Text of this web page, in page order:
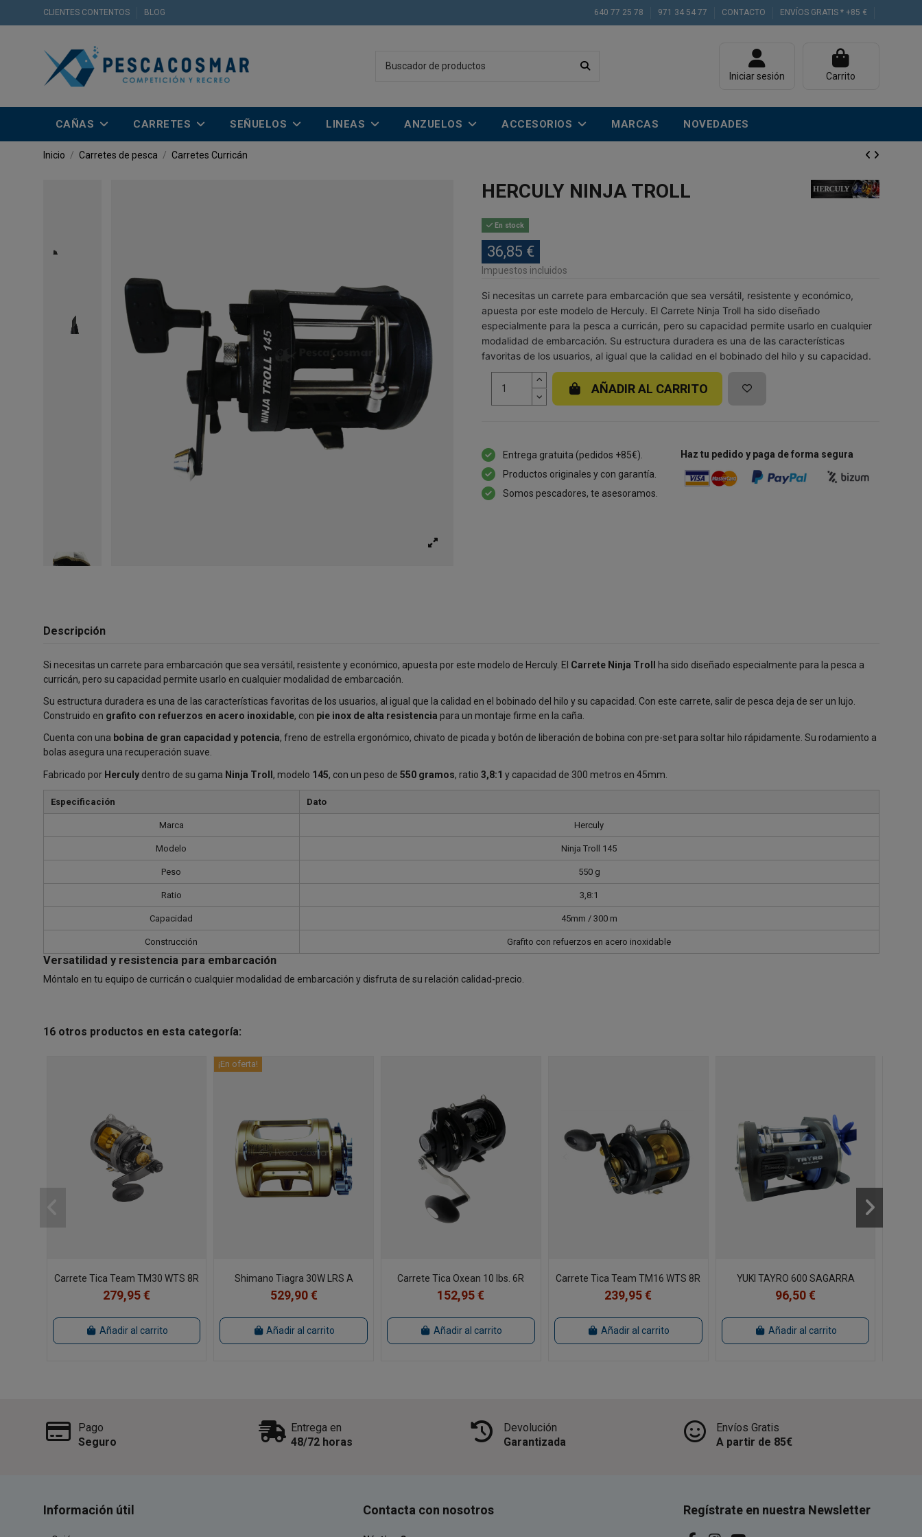
CLIENTES CONTENTOS BLOG 640 77 25 78 971 34 54 77 CONTACTO ENVÍOS GRATIS * +85 €
Iniciar sesión Carrito
CAÑAS CARRETES SEÑUELOS LINEAS ANZUELOS ACCESORIOS MARCAS NOVEDADES
Inicio Carretes de pesca Carretes Curricán
HERCULY NINJA TROLL
En stock
36,85 €
Impuestos incluidos
Si necesitas un carrete para embarcación que sea versátil, resistente y económico,
apuesta por este modelo de Herculy. El Carrete Ninja Troll ha sido diseñado
especialmente para la pesca a curricán, pero su capacidad permite usarlo en cualquier
modalidad de embarcación. Su estructura duradera es una de las características
favoritas de los usuarios, al igual que la calidad en el bobinado del hilo y su capacidad.
AÑADIR AL CARRITO
Entrega gratuita (pedidos +85€).
Productos originales y con garantía.
Somos pescadores, te asesoramos.
Haz tu pedido y paga de forma segura
Descripción
Si necesitas un carrete para embarcación que sea versátil, resistente y económico, apuesta por este modelo de Herculy. El Carrete Ninja Troll
ha sido diseñado especialmente para la pesca a
curricán, pero su capacidad permite usarlo en cualquier modalidad de embarcación.
Su estructura duradera es una de las características favoritas de los usuarios, al igual que la calidad en el bobinado del hilo y su capacidad. Con este carrete, salir de pesca deja de ser un lujo.
Construido en grafito con refuerzos en acero inoxidable, con pie inox de alta resistencia para un montaje firme en la caña.
Cuenta con una bobina de gran capacidad y potencia, freno de estrella ergonómico, chivato de picada y botón de liberación de bobina con pre-set para soltar hilo rápidamente. Su rodamiento a
bolas asegura una recuperación suave.
Fabricado por Herculydentro de su gama Ninja Troll, modelo 145, con un peso de 550 gramos, ratio 3,8:1 y capacidad de 300 metros en 45mm.
Especificación Dato
Marca Herculy
Modelo Ninja Troll 145
Peso 550 g
Ratio 3,8:1
Capacidad 45mm / 300 m
Construcción Grafito con refuerzos en acero inoxidable
Versatilidad y resistencia para embarcación
Móntalo en tu equipo de curricán o cualquier modalidad de embarcación y disfruta de su relación calidad-precio.
16 otros productos en esta categoría:
Carrete Tica Team TM30 WTS 8R
279,95 €
Añadir al carrito
¡En oferta!
Shimano Tiagra 30W LRS A
529,90 €
Añadir al carrito
Carrete Tica Oxean 10 lbs. 6R
152,95 €
Añadir al carrito
Carrete Tica Team TM16 WTS 8R
239,95 €
Añadir al carrito
YUKI TAYRO 600 SAGARRA
96,50 €
Añadir al carrito
Pago
Seguro
Entrega en
48/72 horas
Devolución
Garantizada
Envíos Gratis
A partir de 85€
Información útil Contacta con nosotros Regístrate en nuestra Newsletter